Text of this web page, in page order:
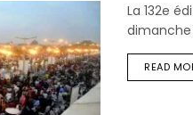
La 132e
dimanche
READ